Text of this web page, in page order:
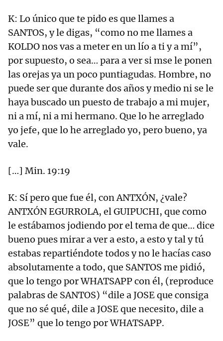
K: Lo único que te pido es que llames a
SANTOS, y le digas, “como no me llames a
KOLDO nos vas a meter en un lío a ti y a mí”,
por supuesto, o sea… para a ver si mse le ponen
las orejas ya un poco puntiagudas. Hombre, no
puede ser que durante dos años y medio ni se le
haya buscado un puesto de trabajo a mi mujer,
ni a mí, ni a mi hermano. Que lo he arreglado
yo jefe, que lo he arreglado yo, pero bueno, ya
vale.
[…] Min. 19:19
K: Sí pero que fue él, con ANTXÓN, ¿vale?
ANTXÓN EGURROLA, el GUIPUCHI, que como
le estábamos jodiendo por el tema de que… dice
bueno pues mirar a ver a esto, a esto y tal y tú
estabas repartiéndote todos y no le hacías caso
absolutamente a todo, que SANTOS me pidió,
que lo tengo por WHATSAPP con él, (reproduce
palabras de SANTOS) “dile a JOSE que consiga
que no sé qué, dile a JOSE que necesito, dile a
JOSE” que lo tengo por WHATSAPP.